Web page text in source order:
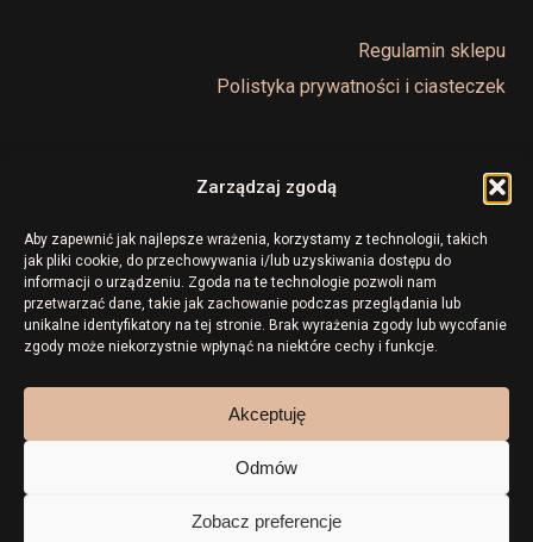
Zarządzaj zgodą
Aby zapewnić jak najlepsze wrażenia, korzystamy z technologii, takich
jak pliki cookie, do przechowywania i/lub uzyskiwania dostępu do
informacji o urządzeniu. Zgoda na te technologie pozwoli nam
przetwarzać dane, takie jak zachowanie podczas przeglądania lub
unikalne identyfikatory na tej stronie. Brak wyrażenia zgody lub wycofanie
zgody może niekorzystnie wpłynąć na niektóre cechy i funkcje.
Akceptuję
Odmów
Zobacz preferencje
Regulamin sklepu
Polistyka prywatności i ciasteczek
facebook
Shade Media